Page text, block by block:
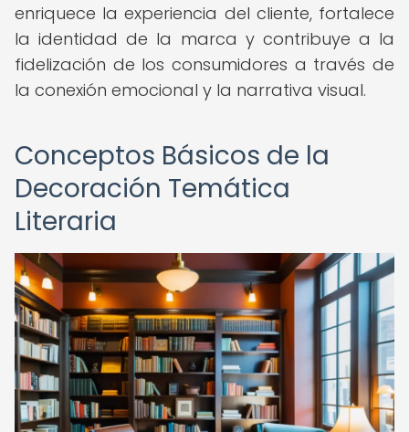
enriquece la experiencia del cliente, fortalece
la identidad de la marca y contribuye a la
fidelización de los consumidores a través de
la conexión emocional y la narrativa visual.
Conceptos Básicos de la
Decoración Temática
Literaria